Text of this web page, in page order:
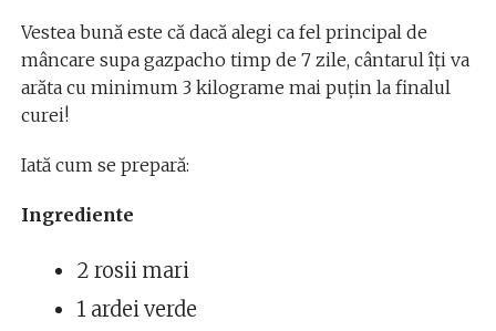
Vestea bună este că dacă alegi ca fel principal de
mâncare supa gazpacho timp de 7 zile, cântarul îți va
arăta cu minimum 3 kilograme mai puțin la finalul
curei!
Iată cum se prepară:
Ingrediente
2 rosii mari
1 ardei verde